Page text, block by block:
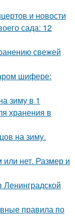
и новости
сада: 12
свежей
шифере:
зиму в 1
хранения в
на зиму.
нет. Размер и
Ленинградской
правила по